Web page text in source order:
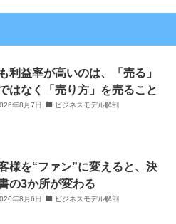
利益率が高いのは、「売る」
はなく「売り方」を売ること
年8月7日 ビジネスモデル解剖
様を“ファン”に変えると、決
の3か所が変わる
年8月6日 ビジネスモデル解剖